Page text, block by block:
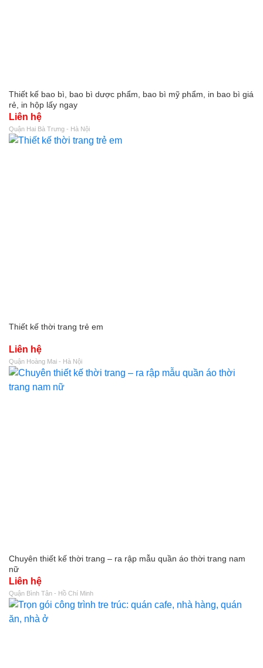
Thiết kế bao bì, bao bì dược phẩm, bao bì mỹ phẩm, in bao bì giá
rẻ, in hộp lấy ngay
Liên hệ
Quận Hai Bà Trưng - Hà Nội
Thiết kế thời trang trẻ em
Liên hệ
Quận Hoàng Mai - Hà Nội
Chuyên thiết kế thời trang – ra rập mẫu quần áo thời trang nam
nữ
Liên hệ
Quận Bình Tân - Hồ Chí Minh